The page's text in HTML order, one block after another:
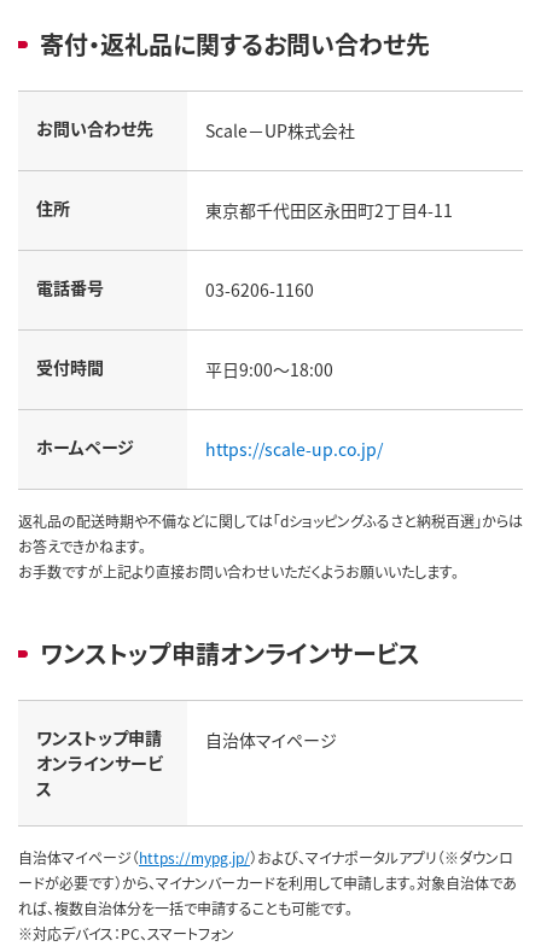
寄付・返礼品に関するお問い合わせ先
お問い合わせ先 Scale－UP株式会社
住所 東京都千代田区永田町2丁目4-11
電話番号 03-6206-1160
受付時間 平日9:00～18:00
ホームページ https://scale-up.co.jp/
返礼品の配送時期や不備などに関しては「dショッピングふるさと納税百選」からは
お答えできかねます。
お手数ですが上記より直接お問い合わせいただくようお願いいたします。
ワンストップ申請オンラインサービス
ワンストップ申請
オンラインサービ
ス
自治体マイページ
自治体マイページ（https://mypg.jp/）および、マイナポータルアプリ（※ダウンロ
ードが必要です）から、マイナンバーカードを利用して申請します。対象自治体であ
れば、複数自治体分を一括で申請することも可能です。
※対応デバイス：PC、スマートフォン